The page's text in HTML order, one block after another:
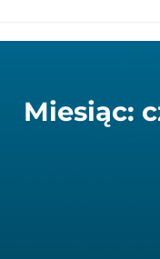
Miesiąc: